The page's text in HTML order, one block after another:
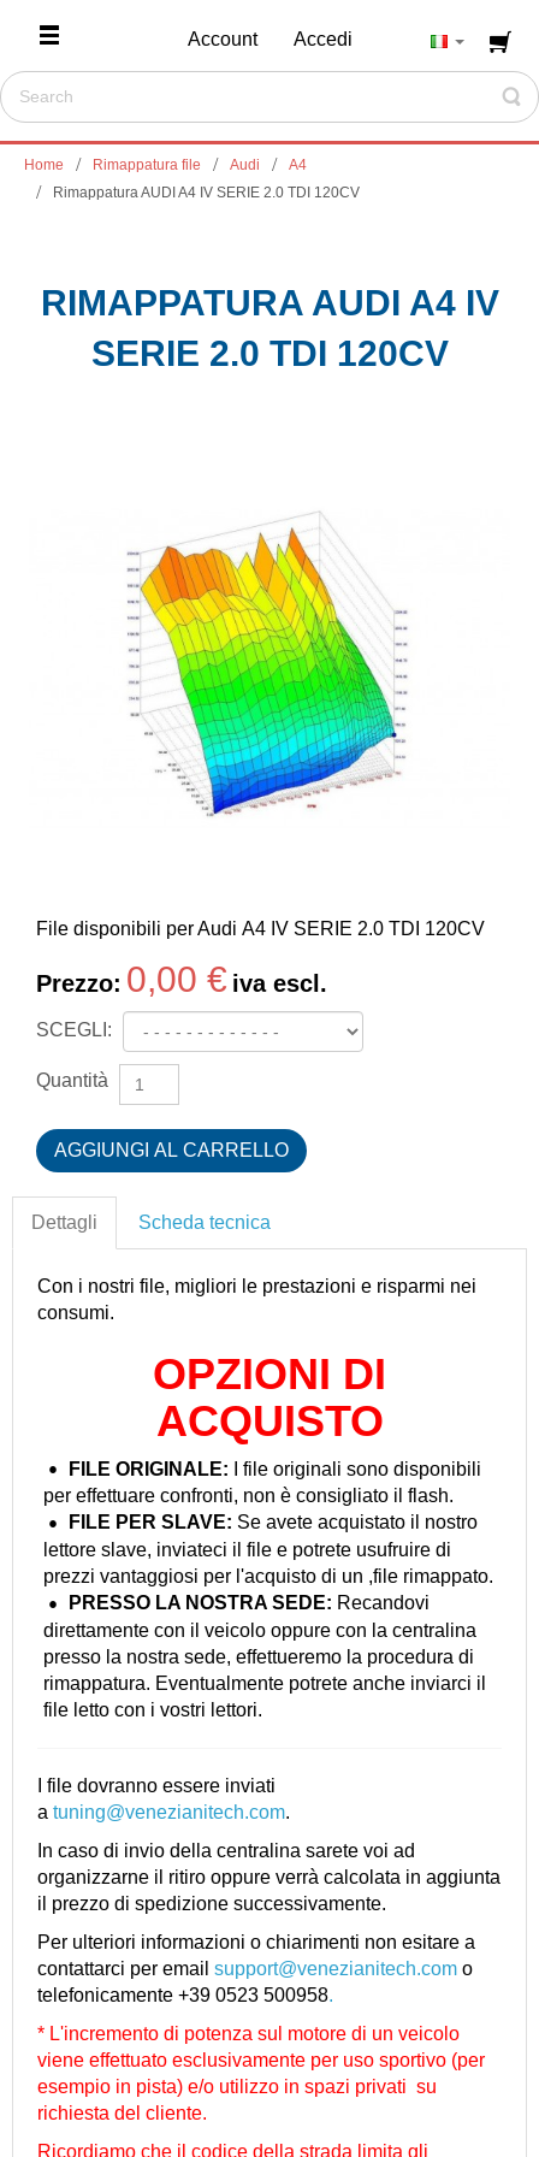
Account Accedi
Home Rimappatura file Audi
A4
Rimappatura AUDI A4 IV SERIE 2.0 TDI 120CV
RIMAPPATURA AUDI A4 IV
SERIE 2.0 TDI 120CV
File disponibili per Audi A4 IV SERIE 2.0 TDI 120CV
Prezzo: 0,00 € iva escl.
SCEGLI:
Quantità
Dettagli Scheda tecnica
Con i nostri file, migliori le prestazioni e risparmi nei
consumi.
OPZIONI DI
ACQUISTO
FILE ORIGINALE:
I file originali sono disponibili
per effettuare confronti, non è consigliato il flash.
FILE PER SLAVE: Se avete acquistato il nostro
lettore slave, inviateci il file e potrete usufruire di
prezzi vantaggiosi per l'acquisto di un ,file rimappato.
PRESSO LA NOSTRA SEDE: Recandovi
direttamente con il veicolo oppure con la centralina
presso la nostra sede, effettueremo la procedura di
rimappatura. Eventualmente potrete anche inviarci il
file letto con i vostri lettori.
I file dovranno essere inviati
a tuning@venezianitech.com.
In caso di invio della centralina sarete voi ad
organizzarne il ritiro oppure verrà calcolata in aggiunta
il prezzo di spedizione successivamente.
Per ulteriori informazioni o chiarimenti non esitare a
contattarci per email support@venezianitech.com o
telefonicamente +39 0523 500958.
* L'incremento di potenza sul motore di un veicolo
viene effettuato esclusivamente per uso sportivo (per
esempio in pista) e/o utilizzo in spazi privati su
richiesta del cliente.
Ricordiamo che il codice della strada limita gli